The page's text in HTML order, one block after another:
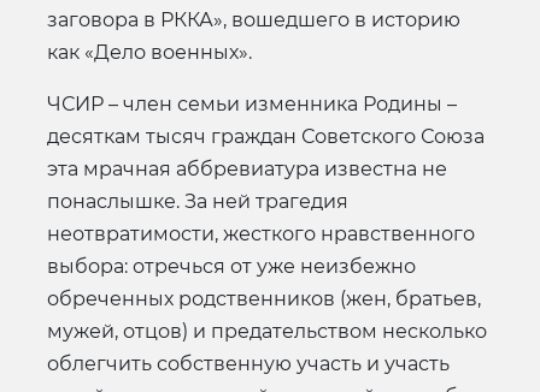
заговора в РККА», вошедшего в историю
как «Дело военных».
ЧСИР – член семьи изменника Родины –
десяткам тысяч граждан Советского Союза
эта мрачная аббревиатура известна не
понаслышке. За ней трагедия
неотвратимости, жесткого нравственного
выбора: отречься от уже неизбежно
обреченных родственников (жен, братьев,
мужей, отцов) и предательством несколько
облегчить собственную участь и участь